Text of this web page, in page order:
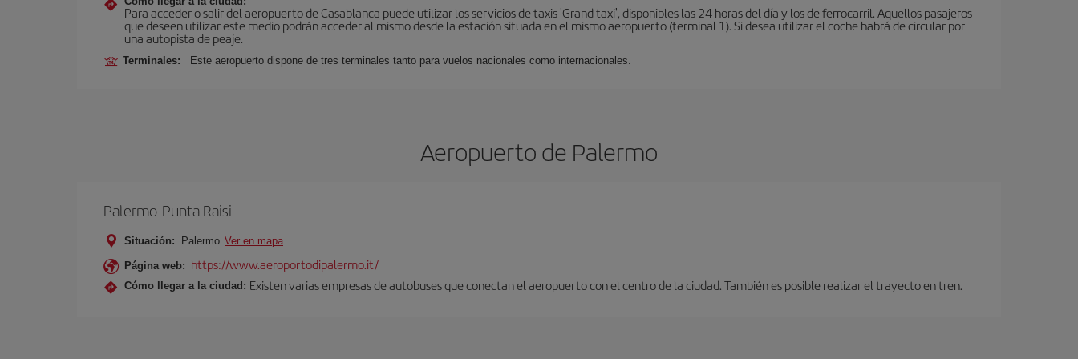
Para acceder o salir del aeropuerto de Casablanca puede utilizar los servicios de taxis 'Grand taxi', disponibles las 24 horas del día y los de ferrocarril. Aquellos pasajeros
que deseen utilizar este medio podrán acceder al mismo desde la estación situada en el mismo aeropuerto (terminal 1). Si desea utilizar el coche habrá de circular por
una autopista de peaje.
Terminales: Este aeropuerto dispone de tres terminales tanto para vuelos nacionales como internacionales.
Aeropuerto de Palermo
Palermo-Punta Raisi
Situación: Palermo Ver en mapa
Página web: https://www.aeroportodipalermo.it/
Cómo llegar a la ciudad: Existen varias empresas de autobuses que conectan el aeropuerto con el centro de la ciudad. También es posible realizar el trayecto en tren.